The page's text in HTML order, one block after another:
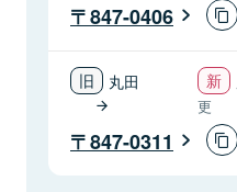
847-0406
丸田
更
847-0311